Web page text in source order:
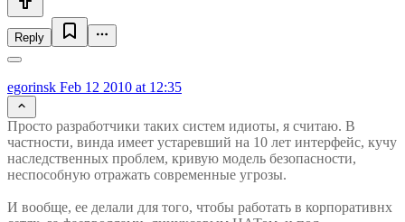
Reply
egorinsk Feb 12 2010 at 12:35
Просто разработчики таких систем идиоты, я считаю. В
частности, винда имеет устаревший на 10 лет интерфейс, кучу
наследственных проблем, кривую модель безопасности,
неспособную отражать современные угрозы.
И вообще, ее делали для того, чтобы работать в корпоративнх